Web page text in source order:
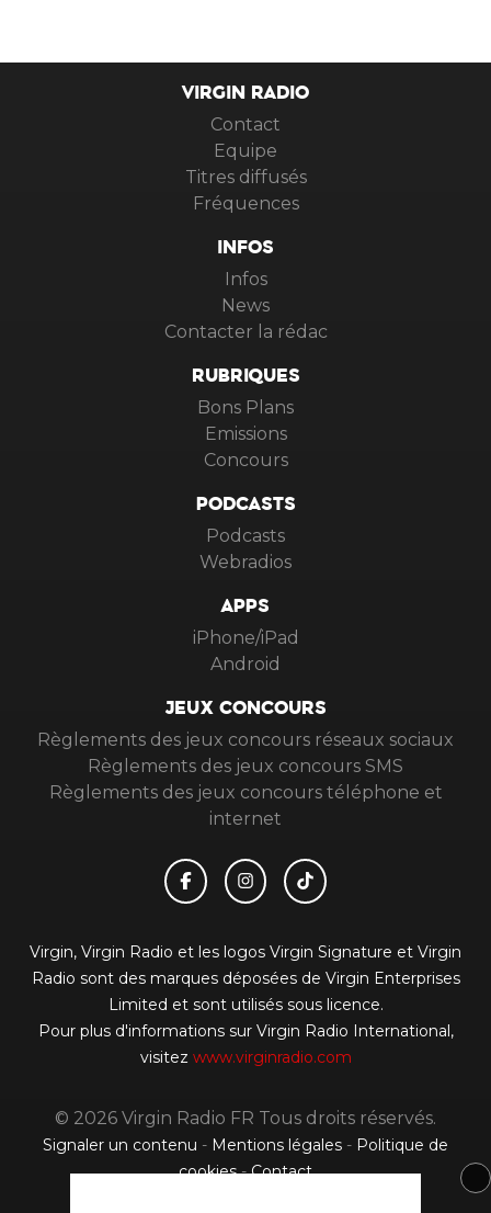
VIRGIN RADIO
Contact
Equipe
Titres diffusés
Fréquences
INFOS
Infos
News
Contacter la rédac
RUBRIQUES
Bons Plans
Emissions
Concours
PODCASTS
Podcasts
Webradios
APPS
iPhone/iPad
Android
JEUX CONCOURS
Règlements des jeux concours réseaux sociaux
Règlements des jeux concours SMS
Règlements des jeux concours téléphone et
internet
Virgin, Virgin Radio et les logos Virgin Signature et Virgin
Radio sont des marques déposées de Virgin Enterprises
Limited et sont utilisés sous licence.
Pour plus d'informations sur Virgin Radio International,
visitez www.virginradio.com
© 2026 Virgin Radio FR Tous droits réservés.
Signaler un contenu - Mentions légales - Politique de
cookies-Contact